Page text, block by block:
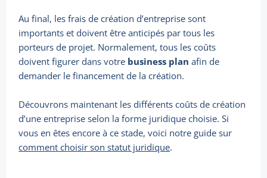
Au final, les frais de création d’entreprise sont
importants et doivent être anticipés par tous les
porteurs de projet. Normalement, tous les coûts
doivent figurer dans votre business plan afin de
demander le financement de la création.
Découvrons maintenant les différents coûts de création
d’une entreprise selon la forme juridique choisie. Si
vous en êtes encore à ce stade, voici notre guide sur
comment choisir son statut juridique.